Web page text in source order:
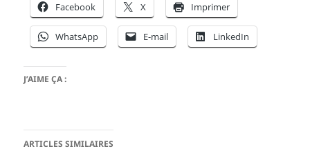
Facebook X Imprimer
WhatsApp E-mail LinkedIn
J’AIME ÇA :
ARTICLES SIMILAIRES